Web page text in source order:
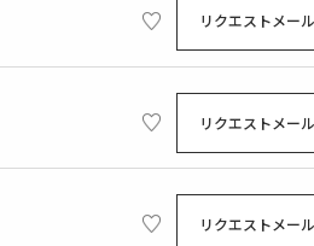
リクエストメー
リクエストメー
リクエストメー